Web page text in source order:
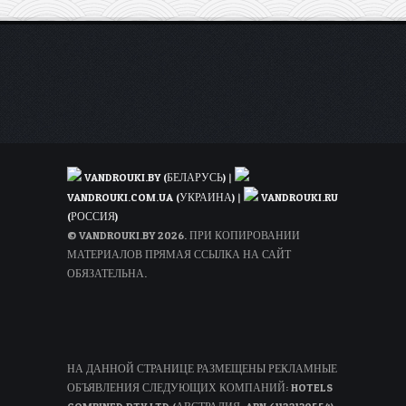
VANDROUKI.BY (БЕЛАРУСЬ) |
VANDROUKI.COM.UA (УКРАИНА) |
VANDROUKI.RU
(РОССИЯ)
© VANDROUKI.BY 2026. ПРИ КОПИРОВАНИИ
МАТЕРИАЛОВ ПРЯМАЯ ССЫЛКА НА САЙТ
ОБЯЗАТЕЛЬНА.
НА ДАННОЙ СТРАНИЦЕ РАЗМЕЩЕНЫ РЕКЛАМНЫЕ
ОБЪЯВЛЕНИЯ СЛЕДУЮЩИХ КОМПАНИЙ: HOTELS